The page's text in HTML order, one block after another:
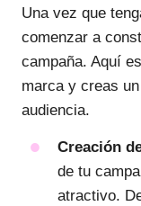
Una vez que
comenzar a
campaña. Aquí
marca y creas
audiencia.
Creación
de tu
atractivo.